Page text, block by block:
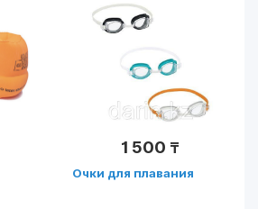
рем.заплата (Арт.
51124)
1 500 ₸
Очки для плавания